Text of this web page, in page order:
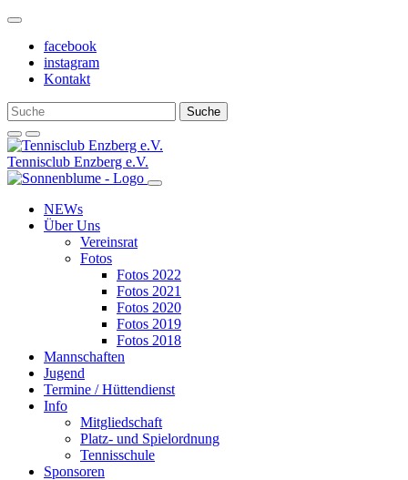
Weiter
Inhalt
facebook
instagram
Kontakt
Tennisclub Enzberg e.V.
NEWs
Über Uns
Vereinsrat
Fotos
Fotos 2022
Fotos 2021
Fotos 2020
Fotos 2019
Fotos 2018
Mannschaften
Jugend
Termine / Hüttendienst
Info
Mitgliedschaft
Platz- und Spielordnung
Tennisschule
Sponsoren